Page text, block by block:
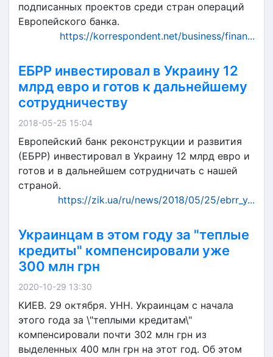
подписанных проектов среди стран операций
Европейского банка.
https://korrespondent.net/business/finan...
ЕБРР инвестировал в Украину 12
млрд евро и готов к дальнейшему
сотрудничеству
2018-05-25 15:04
Европейский банк реконструкции и развития
(ЕБРР) инвестировал в Украину 12 млрд евро и
готов и в дальнейшем сотрудничать с нашей
страной.
https://zik.ua/ru/news/2018/05/25/ebrr_y...
Украинцам в этом году за "теплые
кредиты" компенсировали уже
300 млн грн
2020-10-29 13:30
КИЕВ. 29 октября. УНН. Украинцам с начала
этого года за \"теплыми кредитам\"
компенсировали почти 302 млн грн из
выделенных 400 млн грн на этот год. Об этом